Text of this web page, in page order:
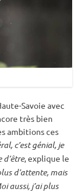
Savoie avec
très bien
ambitions ces
c’est génial, je
d’être, explique le
d’attente, mais
aussi, j’ai plus